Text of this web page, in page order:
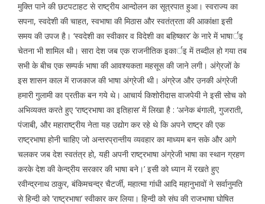
मुक्ति पाने की छटपटाहट से राष्ट्रीय आन्दोलन का सूत्रपात हुआ। स्वराज्य का
सपना, स्वदेशी की चाहत, स्वभाषा की मिठास और स्वतंत्रता की आकांक्षा इसी
समय की उपज है। ‘स्वदेशी का स्वीकार व विदेशी का बहिष्कार’ के नारे में भाषार्इ
चेतना भी शामिल थी। सारा देश जब एक राजनीतिक इकार्इ में तब्दील हो गया तब
सभी के बीच एक सम्पर्क भाषा की आवश्यकता महसूस की जाने लगी। अंगे्रजों के
इस शासन काल में राजकाज की भाषा अंग्रेजी थी। अंग्रेज और उनकी अंग्रेजी
हमारी गुलामी का प्रतीक बन गये थे। आचार्य किशोरीदास वाजपेयी ने इसी सोच को
अभिव्यक्त करते हुए ‘राष्ट्रभाषा का इतिहास’ में लिखा है : ‘अनेक बंगाली, गुजराती,
पंजाबी, और महाराष्ट्रीय नेता यह उद्योग कर रहे थे कि अपने राष्ट्र की एक
राष्ट्रभाषा होनी चाहिए जो अन्तरप्रान्तीय व्यवहार का माध्यम बन सके और आगे
चलकर जब देश स्वतंत्र हो, यही अपनी राष्ट्रभाषा अंग्रेजी भाषा का स्थान ग्रहण
करके देश की केन्द्रीय सरकार की भाषा बने।’ इसी को ध्यान में रखते हुए
रवीन्द्रनाथ ठाकुर, बंकिमचन्द्र चैटर्जी, महात्मा गांधी आदि महानुभावों ने सर्वानुमति
से हिन्दी को ‘राष्ट्रभाषा’ स्वीकार कर लिया। हिन्दी को संघ की राजभाषा घोषित